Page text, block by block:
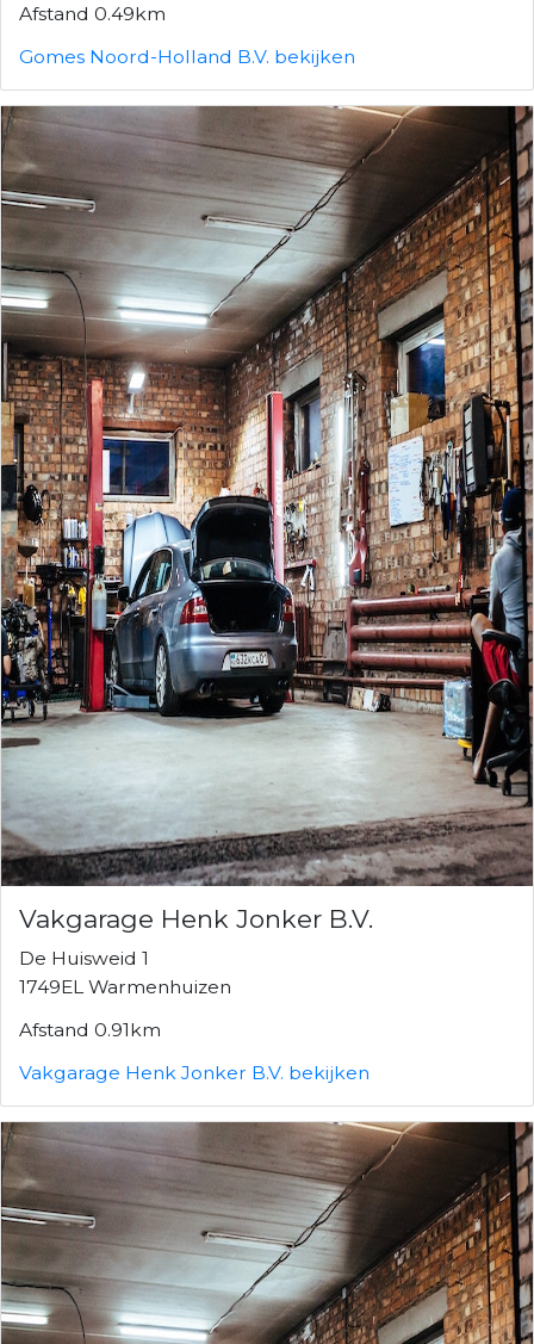
Afstand 0.49km
Gomes Noord-Holland B.V. bekijken
Vakgarage Henk Jonker B.V.
De Huisweid 1
1749EL Warmenhuizen
Afstand 0.91km
Vakgarage Henk Jonker B.V. bekijken